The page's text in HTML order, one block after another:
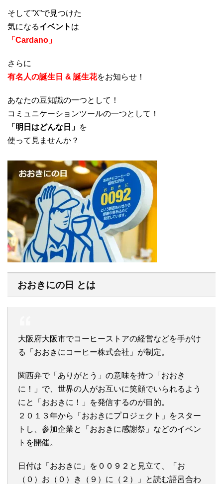
そして”X”で見つけた
気になるイベント は
「Cardano」
さらに
有名人の誕生日 & 誕生花をお知らせ！
あなたの豆知識の一つとして！
コミュニケーションツールの一つとして！
「明日はどんな日」 を
使って見ませんか？
おおきにの日 とは
大阪府大阪市でコーヒーストアの経営などを手がけ
る「おおきにコーヒー株式会社」が制定。
関西弁で「ありがとう」の意味を持つ「おおき
に！」で、世界の人がお互いに笑顔でいられるよう
にと「おおきに！」を発信するのが目的。
２０１３年から「おおきにプロジェクト」をスター
トし、参加企業と「おおきに感謝祭」などのイベン
トを開催。
日付は「おおきに」を００９２と見立て、「お
（０）お（０）き（９）に（２）」と読む語呂合わ